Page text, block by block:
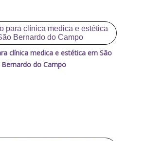
clínica medica e estética em São
Bernardo do Campo